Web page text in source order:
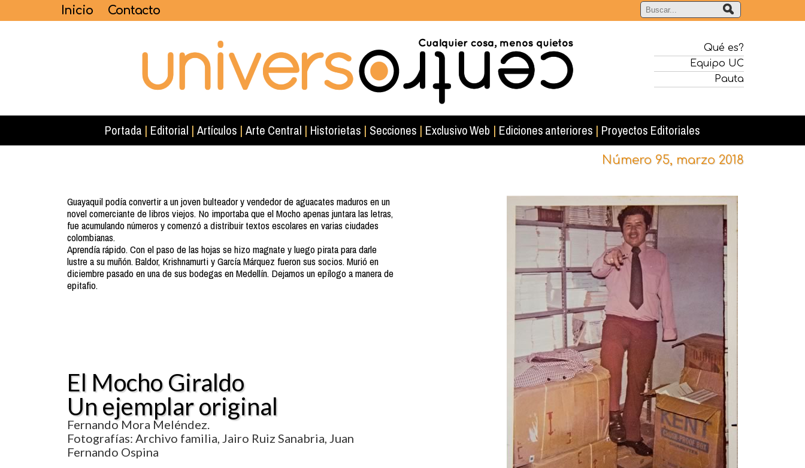
Inicio Contacto
Qué es?
Equipo UC
Pauta
Portada | Editorial | Artículos | Arte Central | Historietas | Secciones | Exclusivo Web | Ediciones anteriores | Proyectos Editoriales
Número 95, marzo 2018
Guayaquil podía convertir a un joven bulteador y vendedor de aguacates maduros en un
novel comerciante de libros viejos. No importaba que el Mocho apenas juntara las letras,
fue acumulando números y comenzó a distribuir textos escolares en varias ciudades
colombianas.
Aprendía rápido. Con el paso de las hojas se hizo magnate y luego pirata para darle
lustre a su muñón. Baldor, Krishnamurti y García Márquez fueron sus socios. Murió en
diciembre pasado en una de sus bodegas en Medellín. Dejamos un epílogo a manera de
epitafio.
El Mocho Giraldo
Un ejemplar original
Fernando Mora Meléndez.
Fotografías: Archivo familia, Jairo Ruiz Sanabria, Juan
Fernando Ospina